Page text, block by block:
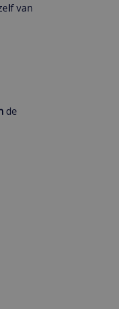
van
de